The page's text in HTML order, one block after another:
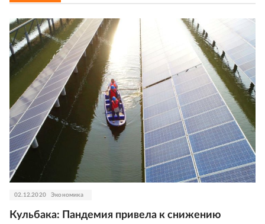
02.12.2020 Экономика
Кульбака: Пандемия привела к снижению